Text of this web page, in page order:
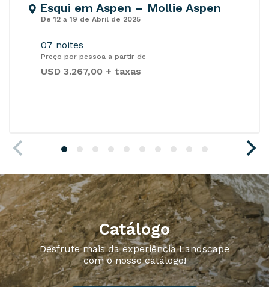
Esqui em Aspen – Mollie Aspen
De 12 a 19 de Abril de 2025
07 noites
Preço por pessoa a partir de
USD 3.267,00 + taxas
Catálogo
Desfrute mais da experiência Landscape
com o nosso catálogo!